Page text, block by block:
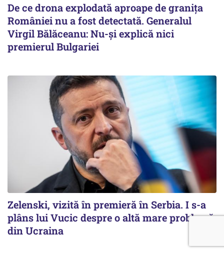
De ce drona explodată aproape de granița
României nu a fost detectată. Generalul
Virgil Bălăceanu: Nu-și explică nici
premierul Bulgariei
Zelenski, vizită în premieră în Serbia. I s-a
plâns lui Vucic despre o altă mare problemă
din Ucraina